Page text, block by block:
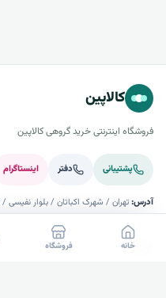
کالاپین
فروشگاه اینترنتی خرید گروهی کالاپین
پشتیبانی دفتر اینستاگرام
آدرس:تهران / شهرک اکباتان / بلوار نفیسی / کوچه
خریدخانه فروشگاه